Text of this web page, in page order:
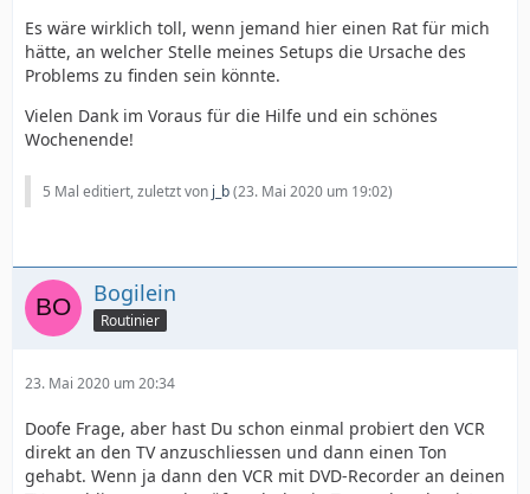
Es wäre wirklich toll, wenn jemand hier einen Rat für mich
hätte, an welcher Stelle meines Setups die Ursache des
Problems zu finden sein könnte.
Vielen Dank im Voraus für die Hilfe und ein schönes
Wochenende!
5 Mal editiert, zuletzt von j_b(23. Mai 2020 um 19:02)
Bogilein
Routinier
23. Mai 2020 um 20:34
Doofe Frage, aber hast Du schon einmal probiert den VCR
direkt an den TV anzuschliessen und dann einen Ton
gehabt. Wenn ja dann den VCR mit DVD-Recorder an deinen